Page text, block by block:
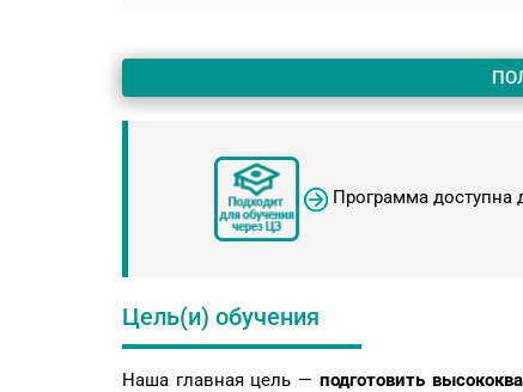
Программа доступна
Цель(и) обучения
Наша главная цель — подготовить